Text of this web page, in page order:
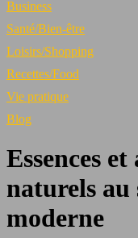
Business
Santé/Bien-être
Loisirs/Shopping
Recettes/Food
Vie pratique
Blog
Essences
naturels au
moderne